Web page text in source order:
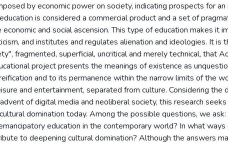
by economic power on society, indicating prospects for an
is considered a commercial product and a set of
and social ascension. This type of education makes it
and institutes and regulates alienation and ideologies. It is
fragmented, superficial, uncritical and merely technical, that
project presents the meanings of existence as
and to its permanence within the narrow limits of the
and entertainment, separated from culture. Considering the
of digital media and neoliberal society, this research
domination today. Among the possible questions, we
education in the contemporary world? In what
to deepening cultural domination? Although the answers